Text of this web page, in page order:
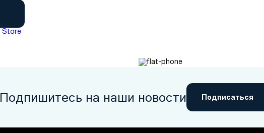
Подпишитесь на наши новости Подписаться